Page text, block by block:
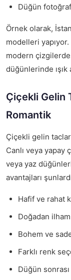
Düğün
Örnek olarak,
modelleri yapıyor.
modern
düğünlerinde ışık
Çiçekli Gelin
Romantik
Çiçekli gelin
Canlı veya
veya yaz
avantajları
Hafif ve rahat
Doğadan
Bohem ve
Farklı renk
Düğün